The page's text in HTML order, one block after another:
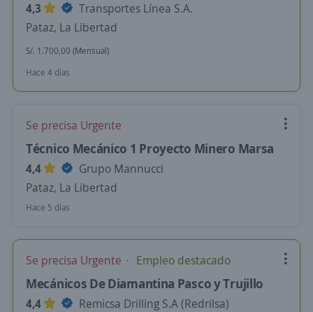
4,3
Transportes Línea S.A.
Pataz, La Libertad
S/. 1.700,00 (Mensual)
Hace 4 días
Se precisa Urgente
Técnico Mecánico 1 Proyecto Minero Marsa
4,4
Grupo Mannucci
Pataz, La Libertad
Hace 5 días
Se precisa Urgente Empleo destacado
Mecánicos De Diamantina Pasco y Trujillo
4,4
Remicsa Drilling S.A (Redrilsa)